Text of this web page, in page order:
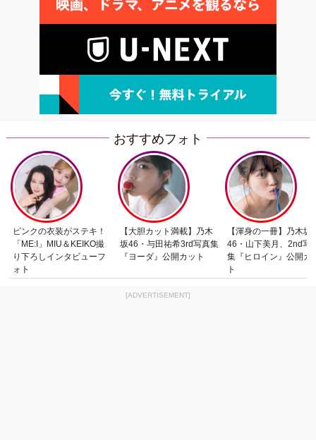
おすすめフォト
ピンクの衣装がステキ！
「ME:I」MIU＆KEIKO撮
り下ろしインタビューフ
ォト
【大胆カット満載】乃木
坂46・与田祐希3rd写真集
『ヨーダ』公開カット
【渾身の一冊】乃木坂
46・山下美月、2nd写
集『ヒロイン』公開カ
ト
[ADVERTISEMENT]